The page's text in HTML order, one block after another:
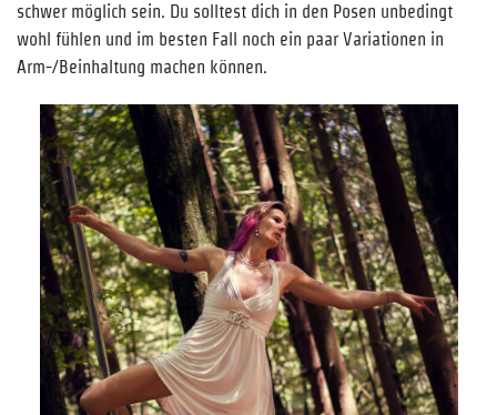
schwer möglich sein. Du solltest dich in den Posen unbedingt
wohl fühlen und im besten Fall noch ein paar Variationen in
Arm-/Beinhaltung machen können.